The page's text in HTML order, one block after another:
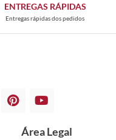
ENTREGAS RÁPIDAS
Entregas rápidas dos pedidos
Área Legal